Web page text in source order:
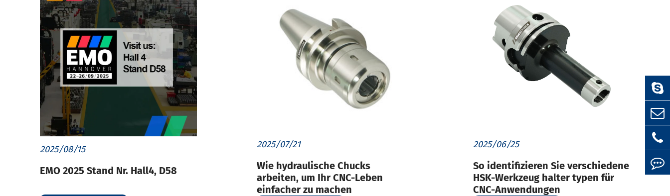
2025/08/15
EMO 2025 Stand Nr. Hall4, D58
2025/07/21
Wie hydraulische Chucks
arbeiten, um Ihr CNC-Leben
einfacher zu machen
2025/06/25
So identifizieren Sie verschiedene
HSK-Werkzeug halter typen für
CNC-Anwendungen